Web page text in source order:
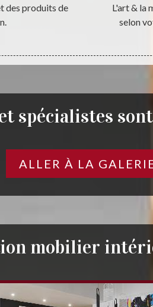
des produits de
L'art & la
selon
spécialistes
ALLER À LA
mobilier